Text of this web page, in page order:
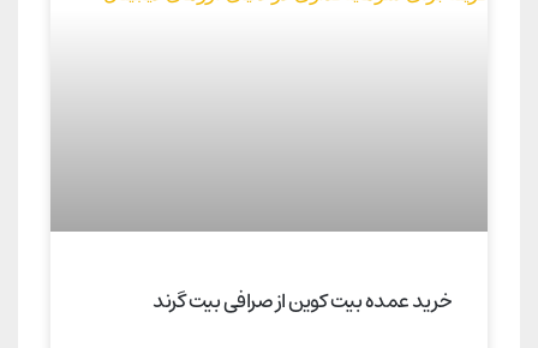
خرید عمده بیت کوین از صرافی بیت گرند